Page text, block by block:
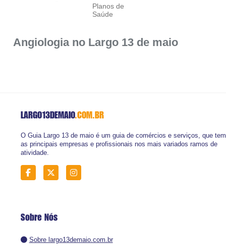
Planos de
Saúde
Angiologia no Largo 13 de maio
LARGO13DEMAIO.COM.BR
O Guia Largo 13 de maio é um guia de comércios e serviços, que tem
as principais empresas e profissionais nos mais variados ramos de
atividade.
Sobre Nós
Sobre largo13demaio.com.br